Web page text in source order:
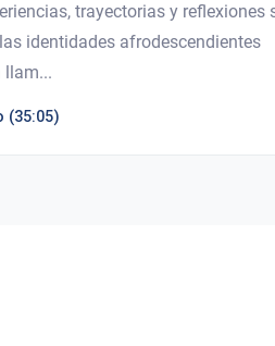
trayectorias y
identidades afrodescendientes
llam...
(35:05)